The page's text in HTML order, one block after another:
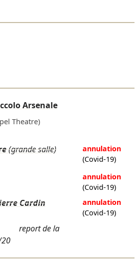
Arsenale
Theatre)
(grande salle)
annulation
(Covid-19)
annulation
(Covid-19)
Cardin
annulation
(Covid-19)
report de la